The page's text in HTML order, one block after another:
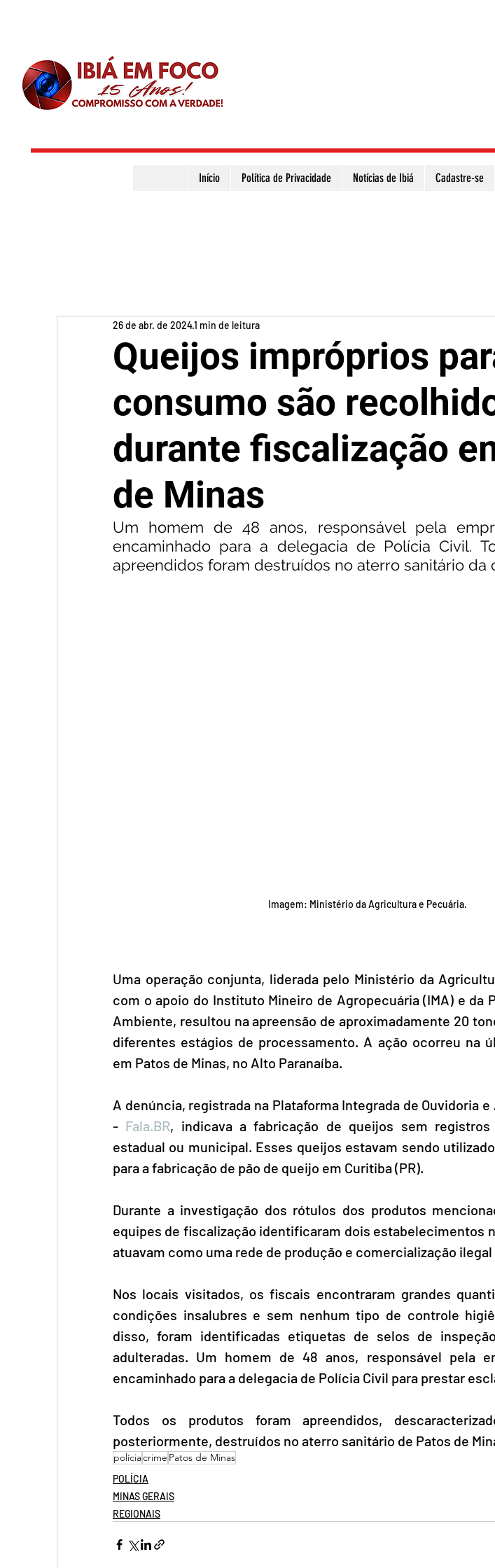
Início Política de Privacidade Notícias de Ibiá Cadastre-se
Queijos impróprios
consumo são
durante fiscalização
de Minas
26 de abr. de 20241 min de leitura
Um homem de 48 anos, responsável pela
encaminhado para a delegacia de Polícia Civil.
apreendidos foram destruídos no aterro sanitário da
Imagem: Ministério da Agricultura e Pecuária.
Uma operação conjunta, liderada pelo Ministério da
com o apoio do Instituto Mineiro de Agropecuária (IMA) e da
Ambiente, resultou na apreensão de aproximadamente 20
diferentes estágios de processamento. A ação ocorreu na
em Patos de Minas, no Alto Paranaíba.
A denúncia, registrada na Plataforma Integrada de Ouvidoria
- Fala.BR, indicava a fabricação de queijos sem registros
estadual ou municipal. Esses queijos estavam sendo
para a fabricação de pão de queijo em Curitiba (PR).
Durante a investigação dos rótulos dos produtos
equipes de fiscalização identificaram dois estabelecimentos
atuavam como uma rede de produção e comercialização
Nos locais visitados, os fiscais encontraram grandes
condições insalubres e sem nenhum tipo de controle
disso, foram identificadas etiquetas de selos de
adulteradas. Um homem de 48 anos, responsável pela
encaminhado para a delegacia de Polícia Civil para prestar
Todos os produtos foram apreendidos,
posteriormente, destruídos no aterro sanitário de Patos de
políciacrime Patos de Minas
POLÍCIA
MINAS GERAIS
REGIONAIS